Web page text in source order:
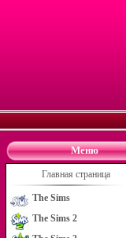
Меню
Главная страница
The Sims
The Sims 2